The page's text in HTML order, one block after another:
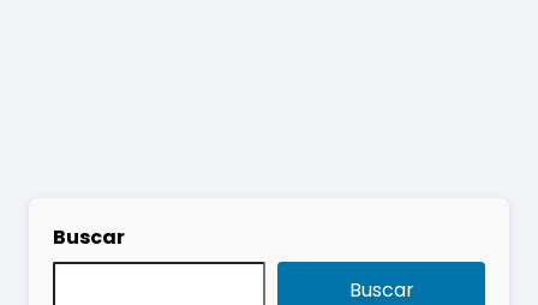
Buscar
Buscar